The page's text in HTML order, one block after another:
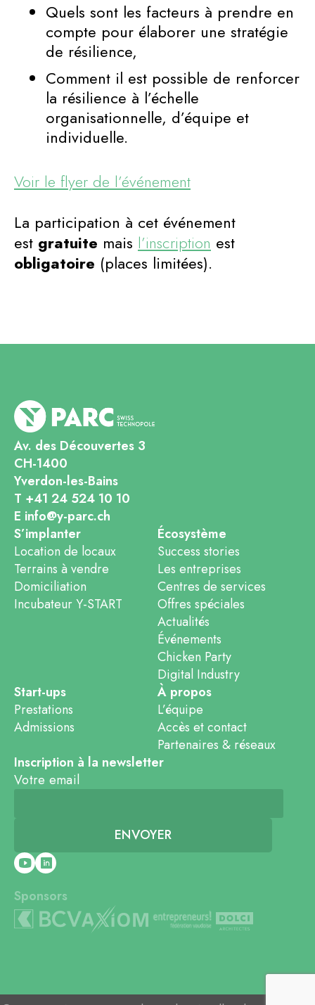
Quels sont les facteurs à prendre en
compte pour élaborer une stratégie
de résilience,
Comment il est possible de renforcer
la résilience à l’échelle
organisationnelle, d’équipe et
individuelle.
Voir le flyer de l’événement
La participation à cet événement
est gratuite mais l’inscription est
obligatoire (places limitées).
Av. des Découvertes 3
CH-1400
Yverdon-les-Bains
T +41 24 524 10 10
E info@y-parc.ch
S’implanter
Location de locaux
Terrains à vendre
Domiciliation
Incubateur Y-START
Écosystème
Success stories
Les entreprises
Centres de services
Offres spéciales
Actualités
Événements
Chicken Party
Digital Industry
Start-ups
Prestations
Admissions
À propos
L’équipe
Accès et contact
Partenaires & réseaux
Inscription à la newsletter
Votre email
Sponsors